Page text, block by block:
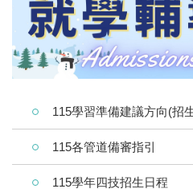
115學習準備建議方向(招
115各管道備審指引
115學年四技招生日程